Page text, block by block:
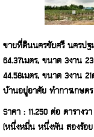
ขายที่ดินนครชัยศรี นครปฐ
64.37เมตร, ขนาด 3งาน
44.58เมตร, ขนาด 3งาน
บ้านอยู่อาศัย ทำการเกษตร
Sาคา : 11,250 ต่อ ตารางวา
(หนึ่งหมื่น หนึ่งพัน สองร้อ